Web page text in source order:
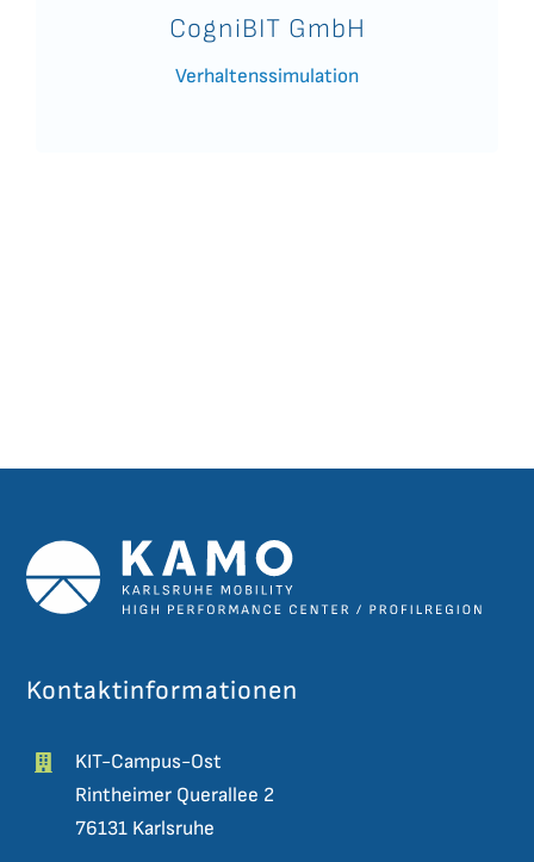
CogniBIT GmbH
Verhaltenssimulation
Kontaktinformationen
KIT-Campus-Ost
Rintheimer Querallee 2
76131 Karlsruhe